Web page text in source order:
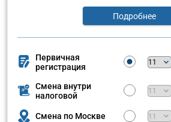
Подробнее
Первичная
регистрация
Смена внутри
налоговой
Смена по Москве